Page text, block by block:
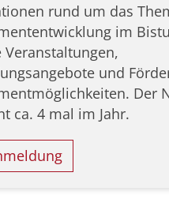
rund um das
im
Veranstaltungen,
und
Der
ca. 4 mal im Jahr.